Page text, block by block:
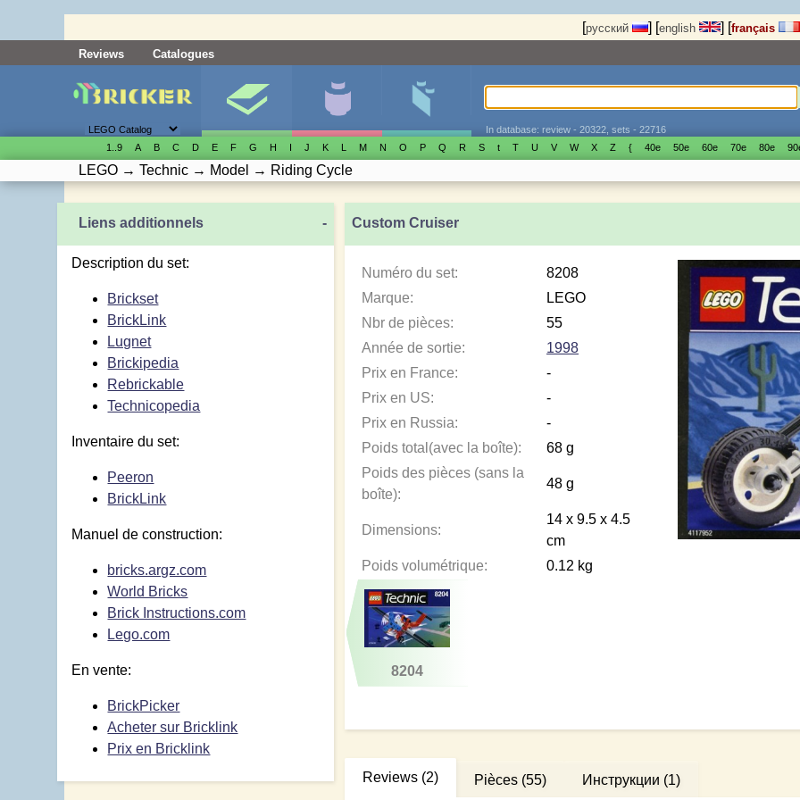
[русский ] [english ] [français
Reviews
Catalogues
In database: review - 20322, sets - 22716
1..9
A B C D E F G H I J K L M N O P Q R S t T U V W X Z { 40е 50е 60е 70е 80е
LEGO → Technic → Model → Riding Cycle
Custom Cruiser
Numéro du set:
8208
Marque:
LEGO
Nbr de pièces:
55
Année de sortie:
1998
Prix en France:
-
Prix en US:
-
Prix en Russia:
-
Poids total(avec la boîte):
68 g
Poids des pièces (sans la
boîte):
48 g
Dimensions:
14 x 9.5 x 4.5
cm
Poids volumétrique:
0.12 kg
8204
Reviews (2) Pièces (55) Инструкции (1)
Liens additionnels -
Description du set:
Brickset
BrickLink
Lugnet
Brickipedia
Rebrickable
Technicopedia
Inventaire du set:
Peeron
BrickLink
Manuel de construction:
bricks.argz.com
World Bricks
Brick Instructions.com
Lego.com
En vente:
BrickPicker
Acheter sur Bricklink
Prix en Bricklink